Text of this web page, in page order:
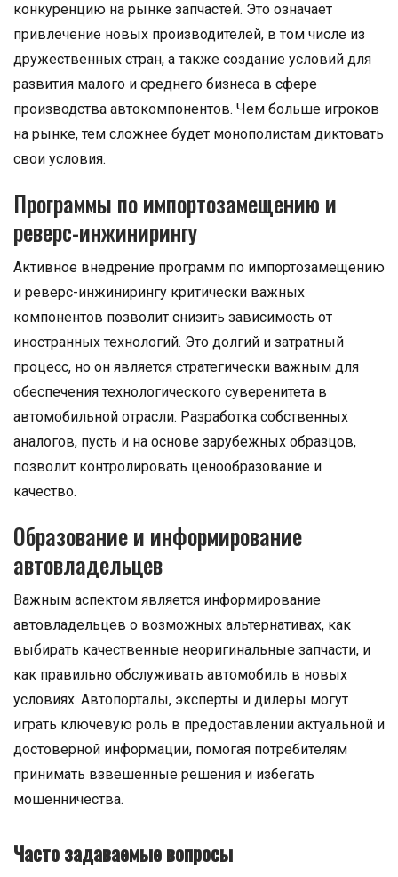
конкуренцию на рынке запчастей. Это означает
привлечение новых производителей, в том числе из
дружественных стран, а также создание условий для
развития малого и среднего бизнеса в сфере
производства автокомпонентов. Чем больше игроков
на рынке, тем сложнее будет монополистам диктовать
свои условия.
Программы по импортозамещению и
реверс-инжинирингу
Активное внедрение программ по импортозамещению
и реверс-инжинирингу критически важных
компонентов позволит снизить зависимость от
иностранных технологий. Это долгий и затратный
процесс, но он является стратегически важным для
обеспечения технологического суверенитета в
автомобильной отрасли. Разработка собственных
аналогов, пусть и на основе зарубежных образцов,
позволит контролировать ценообразование и
качество.
Образование и информирование
автовладельцев
Важным аспектом является информирование
автовладельцев о возможных альтернативах, как
выбирать качественные неоригинальные запчасти, и
как правильно обслуживать автомобиль в новых
условиях. Автопорталы, эксперты и дилеры могут
играть ключевую роль в предоставлении актуальной и
достоверной информации, помогая потребителям
принимать взвешенные решения и избегать
мошенничества.
Часто задаваемые вопросы